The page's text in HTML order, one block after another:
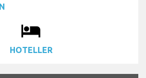
local_hotel
HOTELLER